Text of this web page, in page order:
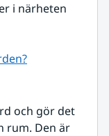
i närheten
och gör det
rum. Den är